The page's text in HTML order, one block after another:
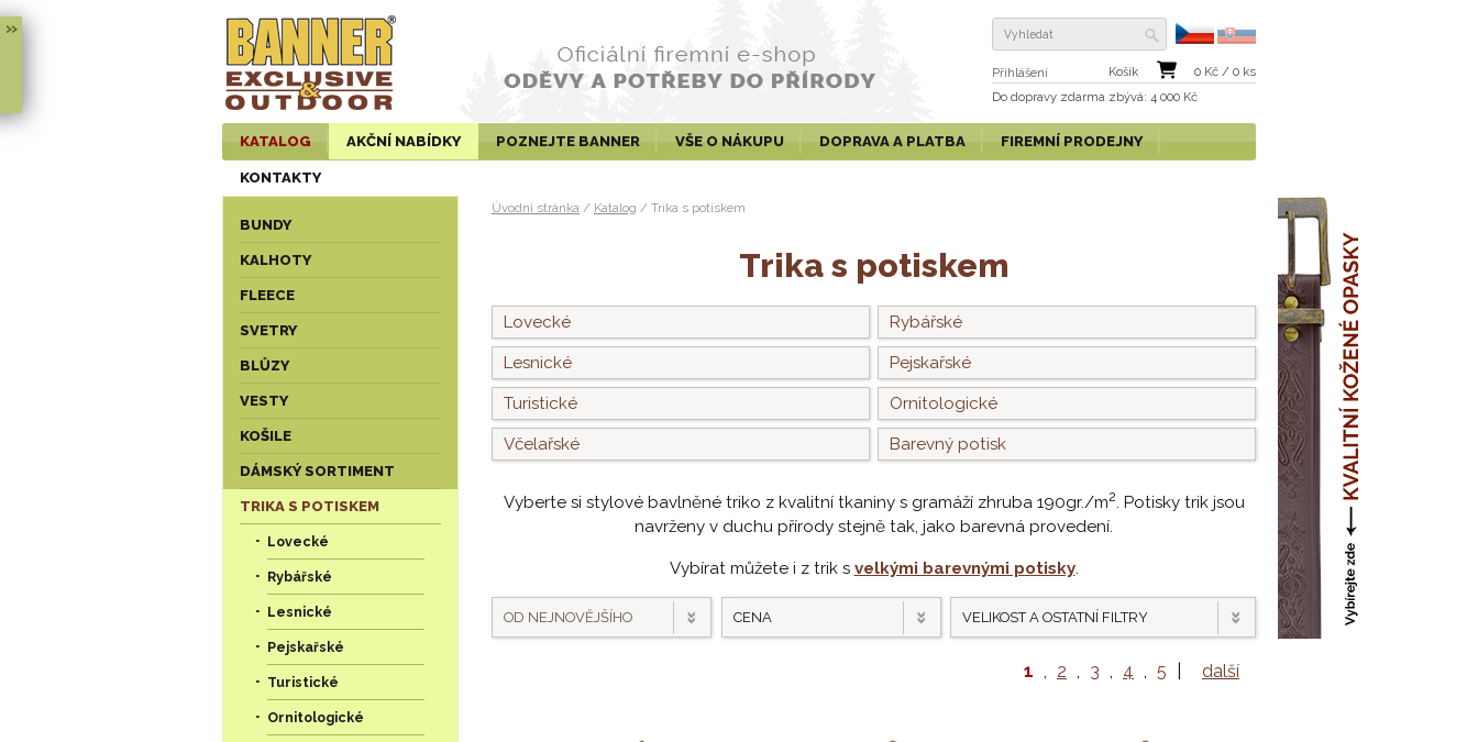
»
Přihlášení Košík 0Kč / 0ks
Do dopravy zdarma zbývá: 4 000 Kč
KATALOG AKČNÍ NABÍDKY POZNEJTE BANNER VŠE O NÁKUPU DOPRAVA A PLATBA FIREMNÍ PRODEJNY
KONTAKTY
BUNDY
KALHOTY
FLEECE
SVETRY
BLŮZY
VESTY
KOŠILE
DÁMSKÝ SORTIMENT
TRIKA S POTISKEM
Lovecké
Rybářské
Lesnické
Pejskařské
Turistické
Ornitologické
Úvodní stránka / Katalog / Trika s potiskem
Trika s potiskem
Lovecké Rybářské
Lesnické Pejskařské
Turistické Ornitologické
Včelařské Barevný potisk
Vyberte si stylové bavlněné triko z kvalitní tkaniny s gramáží zhruba 190gr./m2. Potisky trik jsou
navrženy v duchu přírody stejně tak, jako barevná provedení.
Vybírat můžete i z trik s velkými barevnými potisky.
OD NEJNOVĚJŠÍHO CENA VELIKOST A OSTATNÍ FILTRY
1 2 3 4 5 další